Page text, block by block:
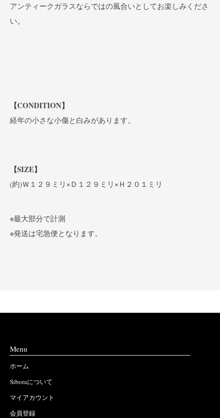
アンティークガラスならではの風合いとしてお楽しみくださ
い。
【CONDITION】
経年の小さな小傷と白みがあります。
【SIZE】
(約)Ｗ１２９ミリ×Ｄ１２９ミリ×Ｈ２０１ミリ
※最大部分で計測
※発送は宅急便となります。
Menu
ホーム
Siboraについて
マイアカウント
会員登録